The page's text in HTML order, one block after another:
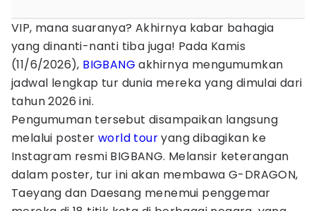
VIP, mana suaranya? Akhirnya kabar bahagia
yang dinanti-nanti tiba juga! Pada Kamis
(11/6/2026), BIGBANG akhirnya mengumumkan
jadwal lengkap tur dunia mereka yang dimulai dari
tahun 2026 ini.
Pengumuman tersebut disampaikan langsung
melalui posterworld touryang dibagikan ke
Instagram resmi BIGBANG. Melansir keterangan
dalam poster, tur ini akan membawa G-DRAGON,
Taeyang dan Daesang menemui penggemar